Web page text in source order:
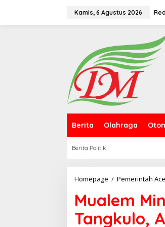
Kamis, 6 Agustus 2026
Berita Olahraga
Berita Politik
Homepage / Pemerintah
Mualem
Tangkulo,